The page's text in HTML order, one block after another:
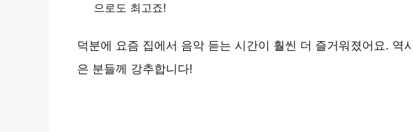
으로도 최고죠!
덕분에 요즘 집에서 음악 듣는 시간이 훨씬 더 즐거워졌어요. 역
은 분들께 강추합니다!